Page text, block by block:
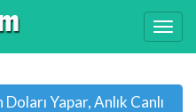
Yapar, Anlık Canlı